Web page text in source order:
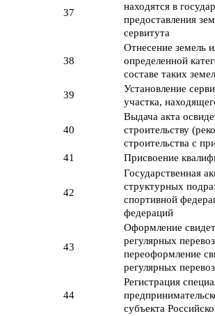
37
находятся в
предоставления
сервитута
38
Отнесение земель
определенной
составе таких
39
Установление
участка,
40
Выдача акта
строительству
строительства с
41 Присвоение
42
Государственная
структурных
спортивной
федераций
43
Оформление
регулярных
переоформление
регулярных
44
Регистрация
субъекта